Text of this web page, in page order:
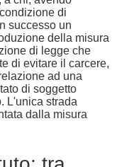
di
successo un
della misura
di legge che
di evitare il carcere,
ad una
di soggetto
L'unica strada
dalla misura